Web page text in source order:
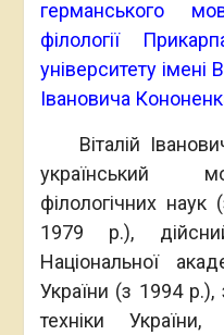
германського
філології
університету
Івановича
Віталій
український
філологічних
1979 р.),
Національної
України (з 1994 р.),
техніки